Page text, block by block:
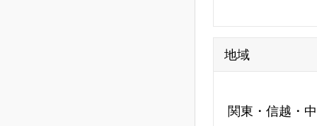
地域
関東・信越・